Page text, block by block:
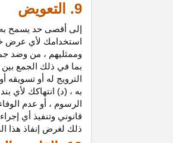
9. التعويض
إلى أقصى حد يسمح
استخدامك لأي عرض
وممثليهم ، من وضد
بما في ذلك الجمع بين
الترويج له أو
به ، (د) انتهاكك لأي
الرسوم ، أو عدم
قانوني وتنفيذ أي
ذلك لغرض إنفاذ هذا